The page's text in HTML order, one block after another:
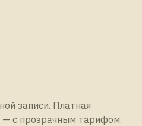
записи. Платная
— с прозрачным тарифом.